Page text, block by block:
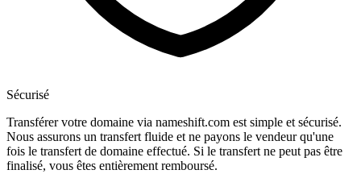
Sécurisé
Transférer votre domaine via nameshift.com est simple et sécurisé.
Nous assurons un transfert fluide et ne payons le vendeur qu'une
fois le transfert de domaine effectué. Si le transfert ne peut pas être
finalisé, vous êtes entièrement remboursé.